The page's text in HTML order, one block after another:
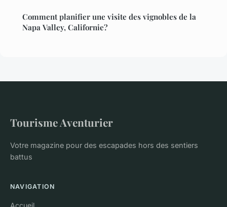
Comment planifier une visite des vignobles de la
Napa Valley, Californie?
Tourisme Aventurier
Votre magazine pour des escapades hors des sentiers
battus
NAVIGATION